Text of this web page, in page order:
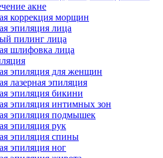
акне
коррекция морщин
эпиляция лица
пилинг лица
шлифовка лица
эпиляция для женщин
лазерная эпиляция
эпиляция бикини
эпиляция интимных зон
эпиляция подмышек
эпиляция рук
эпиляция спины
эпиляция ног